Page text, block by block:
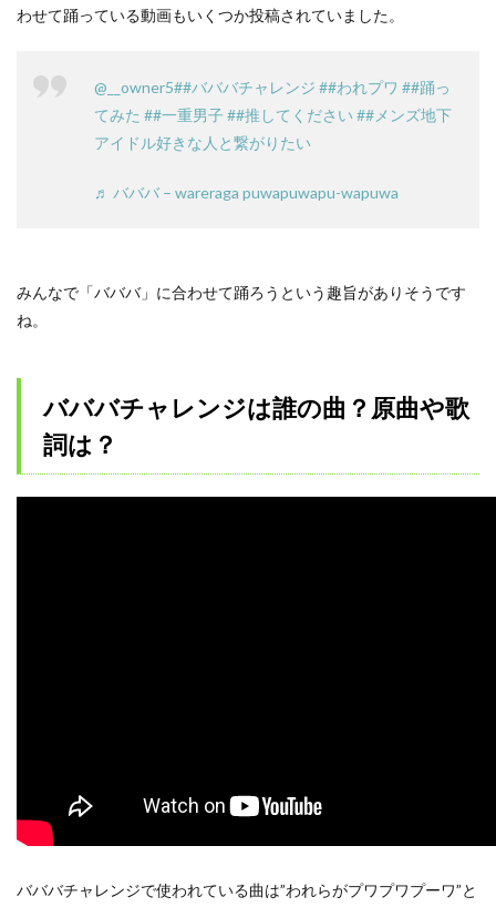
わせて踊っている動画もいくつか投稿されていました。
@__owner5##バババチャレンジ ##われプワ ##踊っ
てみた ##一重男子##推してください ##メンズ地下
アイドル好きな人と繋がりたい
♬ バババ – wareraga puwapuwapu-wapuwa
みんなで「バババ」に合わせて踊ろうという趣旨がありそうです
ね。
バババチャレンジは誰の曲？原曲や歌
詞は？
バババチャレンジで使われている曲は”われらがプワプワプーワ”と